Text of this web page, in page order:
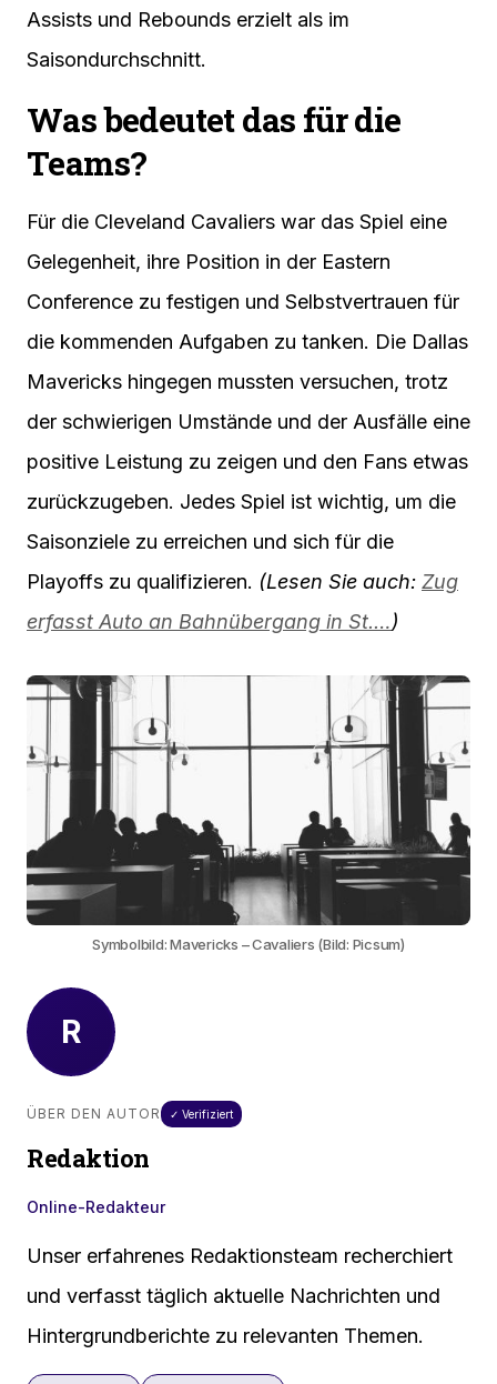
Assists und Rebounds erzielt als im
Saisondurchschnitt.
Was bedeutet das für die
Teams?
Für die Cleveland Cavaliers war das Spiel eine
Gelegenheit, ihre Position in der Eastern
Conference zu festigen und Selbstvertrauen für
die kommenden Aufgaben zu tanken. Die Dallas
Mavericks hingegen mussten versuchen, trotz
der schwierigen Umstände und der Ausfälle eine
positive Leistung zu zeigen und den Fans etwas
zurückzugeben. Jedes Spiel ist wichtig, um die
Saisonziele zu erreichen und sich für die
Playoffs zu qualifizieren. (Lesen Sie auch: Zug
erfasst Auto an Bahnübergang in St.…)
Symbolbild: Mavericks – Cavaliers (Bild: Picsum)
R
ÜBER DEN AUTOR ✓ Verifiziert
Redaktion
Online-Redakteur
Unser erfahrenes Redaktionsteam recherchiert
und verfasst täglich aktuelle Nachrichten und
Hintergrundberichte zu relevanten Themen.